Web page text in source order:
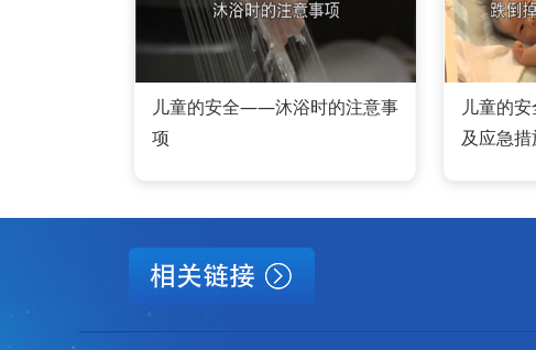
儿童的安全——沐浴时的注意事
项
儿童的
及应急措